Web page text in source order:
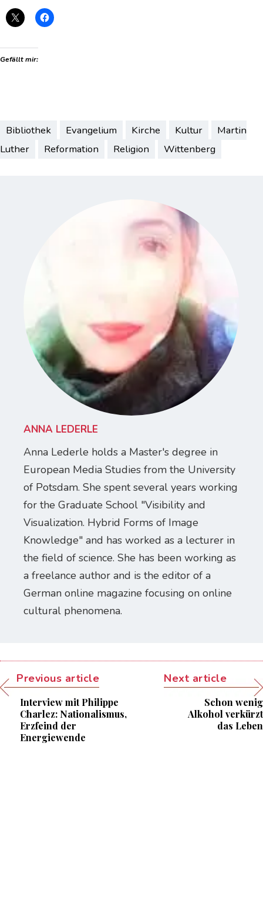
Gefällt mir:
Bibliothek Evangelium Kirche Kultur
Martin
Luther
Reformation Religion Wittenberg
ANNA LEDERLE
Anna Lederle holds a Master's degree in
European Media Studies from the University
of Potsdam. She spent several years working
for the Graduate School "Visibility and
Visualization. Hybrid Forms of Image
Knowledge" and has worked as a lecturer in
the field of science. She has been working as
a freelance author and is the editor of a
German online magazine focusing on online
cultural phenomena.
Previous article
Interview mit Philippe
Charlez: Nationalismus,
Erzfeind der
Energiewende
Next article
Schon wenig
Alkohol verkürzt
das Leben